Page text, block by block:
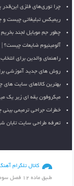
چرا توری‌های فلزی این‌قدر
ریمیکس تبلیغاتی چیست و
چطور جم موبایل لجند
آلومینیوم ضایعات چیست؟
راهنمای والدین برای
روش های جدید آموزشی
بهترین کالاهای سایت های
میکروفون یقه ای زیر یک
خطرات جراحی ترمیمی
تعرفه طراحی سایت تابان
کانال تلگرام
طـبق ماده